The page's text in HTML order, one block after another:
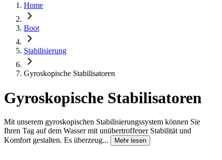
Home
Boot
Stabilisierung
Gyroskopische Stabilisatoren
Gyroskopische Stabilisatoren
Mit unserem gyroskopischen Stabilisierungssystem können Sie
Ihren Tag auf dem Wasser mit unübertroffener Stabilität und
Komfort gestalten. Es überzeug...
Mehr lesen